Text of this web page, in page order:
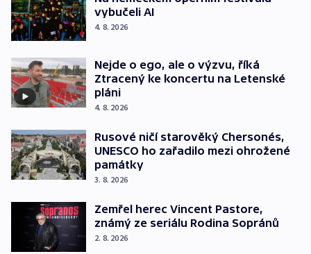
vybučeli AI
4. 8. 2026
Nejde o ego, ale o výzvu, říká
Ztracený ke koncertu na Letenské
pláni
4. 8. 2026
Rusové ničí starověký Chersonés,
UNESCO ho zařadilo mezi ohrožené
památky
3. 8. 2026
Zemřel herec Vincent Pastore,
známý ze seriálu Rodina Sopránů
2. 8. 2026